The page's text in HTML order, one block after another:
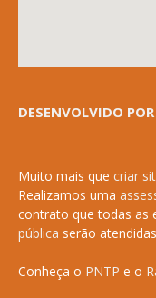
DESENVOLVIDO
Muito mais que criar
Realizamos uma
contrato que todas as
pública serão
Conheça o PNTP e o